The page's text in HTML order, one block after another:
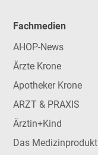
Fachmedien
AHOP-News
Ärzte Krone
Apotheker Krone
ARZT & PRAXIS
Ärztin+Kind
Das Medizinprodukt